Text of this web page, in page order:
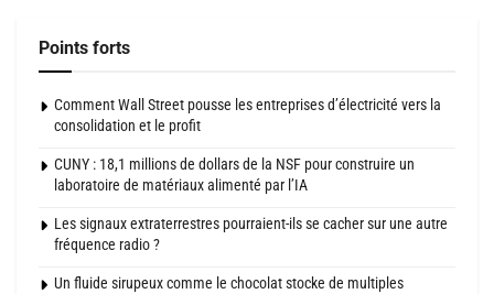
Points forts
Comment Wall Street pousse les entreprises d’électricité vers la
consolidation et le profit
CUNY : 18,1 millions de dollars de la NSF pour construire un
laboratoire de matériaux alimenté par l’IA
Les signaux extraterrestres pourraient-ils se cacher sur une autre
fréquence radio ?
Un fluide sirupeux comme le chocolat stocke de multiples